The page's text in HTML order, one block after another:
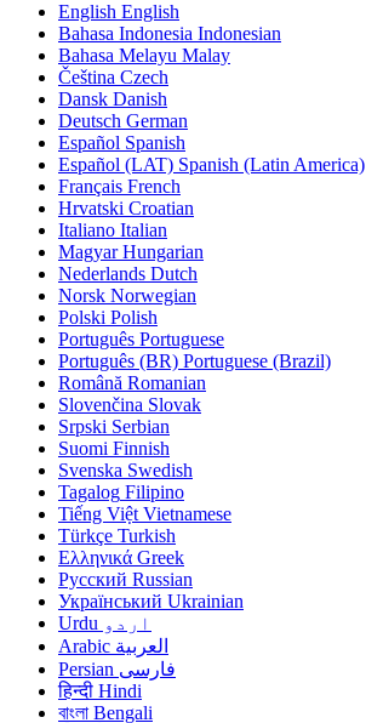
English English
Bahasa Indonesia Indonesian
Bahasa Melayu Malay
Čeština Czech
Dansk Danish
Deutsch German
Español Spanish
Español (LAT) Spanish (Latin America)
Français French
Hrvatski Croatian
Italiano Italian
Magyar Hungarian
Nederlands Dutch
Norsk Norwegian
Polski Polish
Português Portuguese
Português (BR) Portuguese (Brazil)
Română Romanian
Slovenčina Slovak
Srpski Serbian
Suomi Finnish
Svenska Swedish
Tagalog Filipino
Tiếng Việt Vietnamese
Türkçe Turkish
Ελληνικά Greek
Русский Russian
Український Ukrainian
اردو Urdu
العربية Arabic
فارسی Persian
हिन्दी Hindi
বাংলা Bengali